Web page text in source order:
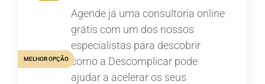
Agende já uma consultoria online
grátis com um dos nossos
especialistas para descobrir
como a Descomplicar pode
ajudar a acelerar os seus
MELHOR OPÇÃO